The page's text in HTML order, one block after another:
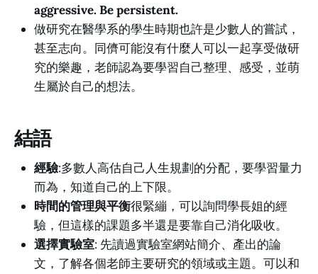
aggressive. Be persistent.
做研究在醫學系的學生時期也許是少數人的嘗試，
甚至志向。同儕可能沒有什麼人可以一起享受做研
究的樂趣，老師認為要學習自己整理、感受，並萌
生屬於自己的想法。
結語
經驗:多數人高估自己人生規劃的分配，要學習量力
而為，知道自己的上下限。
時間的管理與平衡很緊繃，可以詢問學長姐的經
驗，但這樣的課題多半還是要靠自己消化吸收。
選擇實驗室: 先讀過實驗室網站簡介、產出的論
文，了解各個老師主要研究的領域或主題。可以和